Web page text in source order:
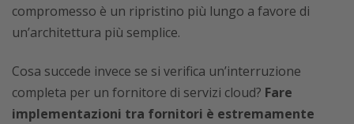
compromesso è un ripristino più lungo a favore di
un’architettura più semplice.
Cosa succede invece se si verifica un’interruzione
completa per un fornitore di servizi cloud? Fare
implementazioni tra fornitori è estremamente